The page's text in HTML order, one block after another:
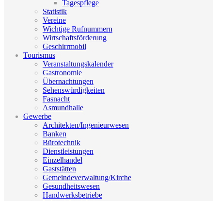
Tagespflege
Statistik
Vereine
Wichtige Rufnummern
Wirtschaftsförderung
Geschirrmobil
Tourismus
Veranstaltungskalender
Gastronomie
Übernachtungen
Sehenswürdigkeiten
Fasnacht
Asmundhalle
Gewerbe
Architekten/Ingenieurwesen
Banken
Bürotechnik
Dienstleistungen
Einzelhandel
Gaststätten
Gemeindeverwaltung/Kirche
Gesundheitswesen
Handwerksbetriebe